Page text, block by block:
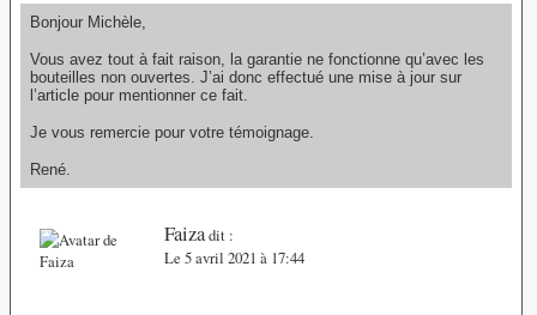
Bonjour Michèle,
Vous avez tout à fait raison, la garantie ne fonctionne qu’avec les
bouteilles non ouvertes. J’ai donc effectué une mise à jour sur
l’article pour mentionner ce fait.
Je vous remercie pour votre témoignage.
René.
Faizadit :
Le 5 avril 2021 à 17:44